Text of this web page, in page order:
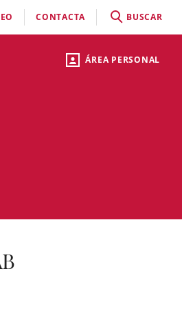
ÁREA PERSONAL
CONTACTA BUSCAR